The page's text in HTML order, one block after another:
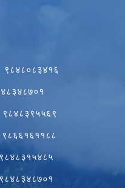
९८४८०८३४१६
९८४८३९५५६९